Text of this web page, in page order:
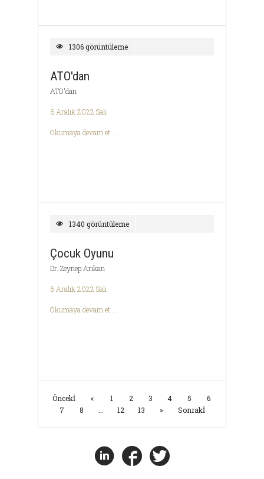
1306 görüntüleme
ATO'dan
ATO'dan
6 Aralık 2022 Salı
Okumaya devam et ...
1340 görüntüleme
Çocuk Oyunu
Dr. Zeynep Arıkan
6 Aralık 2022 Salı
Okumaya devam et ...
Öncekİ « 1 2 3 4 5
6
7
8 12 13 » Sonrakİ